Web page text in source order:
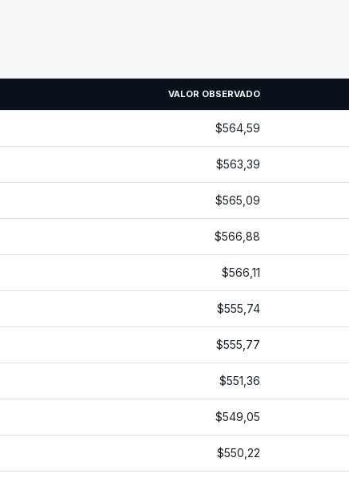
VALOR OBSERVADO
$564,59
$563,39
$565,09
$566,88
$566,11
$555,74
$555,77
$551,36
$549,05
$550,22